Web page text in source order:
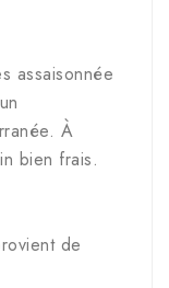
assaisonnée
À
bien frais.
de